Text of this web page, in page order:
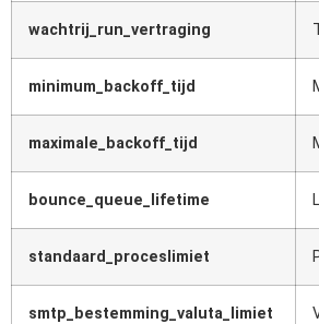
wachtrij_run_vertraging
minimum_backoff_tijd
maximale_backoff_tijd
bounce_queue_lifetime
standaard_proceslimiet
smtp_bestemming_valuta_limiet